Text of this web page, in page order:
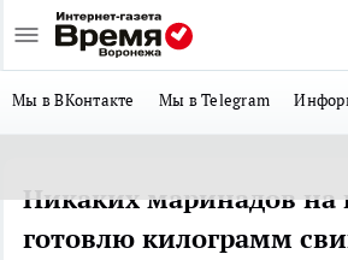
Мы в ВКонтакте Мы в Telegram
Никаких маринадов на
готовлю килограмм